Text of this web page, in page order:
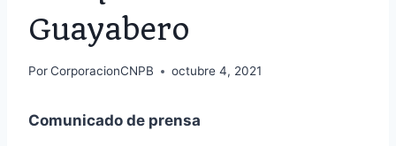
Guayabero
PorCorporacionCNPB octubre 4, 2021
Comunicado de prensa